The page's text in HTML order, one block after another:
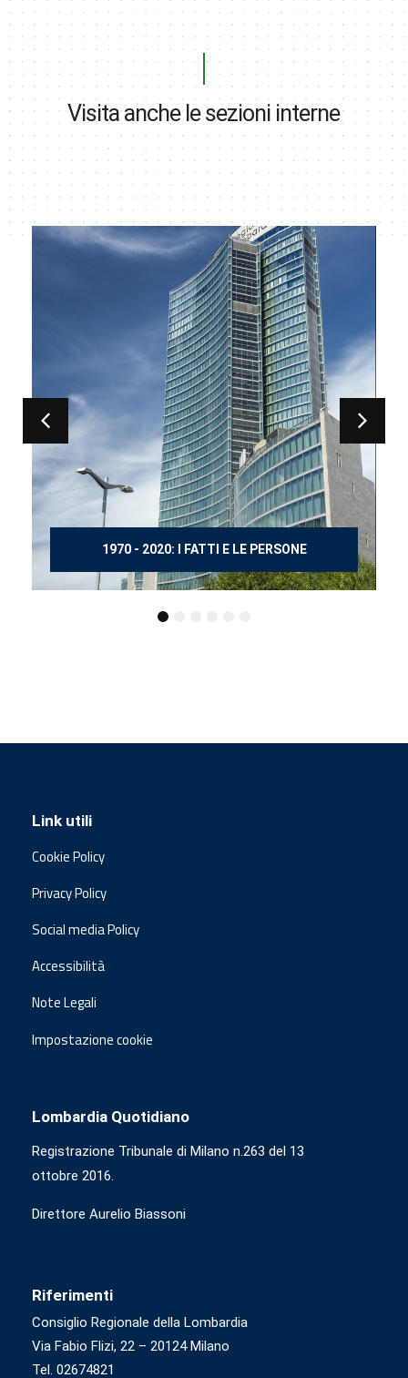
Visita anche le sezioni interne
150 ANNI DOPO MANZONI
Link utili
Cookie Policy
Privacy Policy
Social media Policy
Accessibilità
Note Legali
Impostazione cookie
Lombardia Quotidiano
Registrazione Tribunale di Milano n.263 del 13
ottobre 2016.
Direttore Aurelio Biassoni
Riferimenti
Consiglio Regionale della Lombardia
Via Fabio Flizi, 22 – 20124 Milano
Tel. 02674821